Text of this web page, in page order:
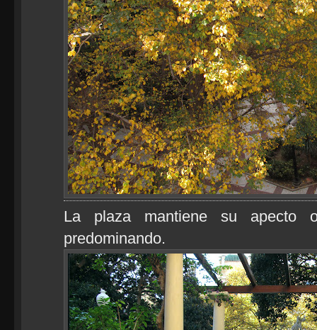
La plaza mantiene su apecto
predominando.